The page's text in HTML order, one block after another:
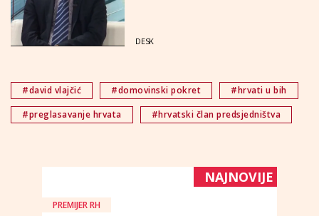
DESK
#david vlajčić #domovinski pokret
#hrvati u bih
#preglasavanje hrvata
#hrvatski član predsjedništva
NAJNOVIJE
PREMIJER RH